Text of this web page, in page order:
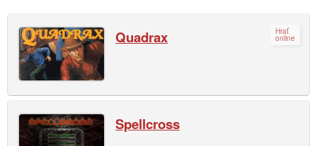
Hrať
online
Quadrax
Spellcross